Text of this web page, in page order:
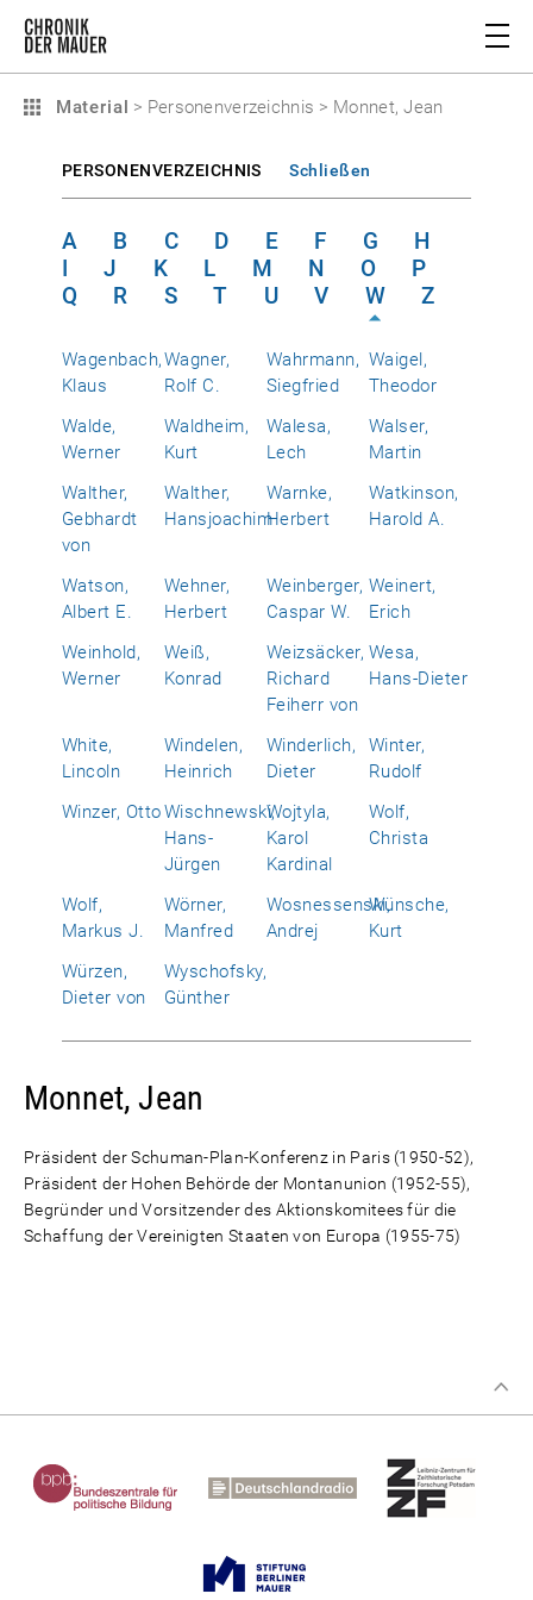
Material > Personenverzeichnis > Monnet, Jean
PERSONENVERZEICHNIS Schließen
A B C D E F G
H
I
J K L M N O
P
Q
R S T U V W Z
Wagenbach,
Klaus
Wagner,
Rolf C.
Wahrmann,
Siegfried
Waigel,
Theodor
Walde,
Werner
Waldheim,
Kurt
Walesa,
Lech
Walser,
Martin
Walther,
Gebhardt
von
Walther,
Hansjoachim
Warnke,
Herbert
Watkinson,
Harold A.
Watson,
Albert E.
Wehner,
Herbert
Weinberger,
Caspar W.
Weinert,
Erich
Weinhold,
Werner
Weiß,
Konrad
Weizsäcker,
Richard
Feiherr von
Wesa,
Hans-Dieter
White,
Lincoln
Windelen,
Heinrich
Winderlich,
Dieter
Winter,
Rudolf
Winzer, OttoWischnewski,
Hans-
Jürgen
Wojtyla,
Karol
Kardinal
Wolf,
Christa
Wolf,
Markus J.
Wörner,
Manfred
Wosnessenski,
Andrej
Wünsche,
Kurt
Würzen,
Dieter von
Wyschofsky,
Günther
Monnet, Jean
Präsident der Schuman-Plan-Konferenz in Paris (1950-52),
Präsident der Hohen Behörde der Montanunion (1952-55),
Begründer und Vorsitzender des Aktionskomitees für die
Schaffung der Vereinigten Staaten von Europa (1955-75)